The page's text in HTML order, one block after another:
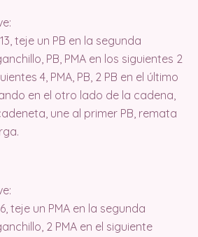
teje un PB en la segunda
PB, PMA en los siguientes 2
4, PMA, PB, 2 PB en el último
en el otro lado de la cadena,
une al primer PB, remata
teje un PMA en la segunda
2 PMA en el siguiente